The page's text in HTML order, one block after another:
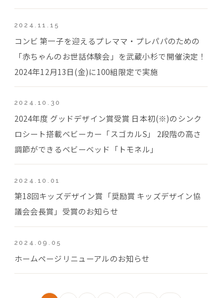
2024.11.15
コンビ 第一子を迎えるプレママ・プレパパのための
「赤ちゃんのお世話体験会」を武蔵小杉で開催決定！
2024年12月13日(金)に100組限定で実施
2024.10.30
2024年度 グッドデザイン賞受賞 日本初(※)のシンク
ロシート搭載ベビーカー「スゴカルS」 2段階の高さ
調節ができるベビーベッド「トモネル」
2024.10.01
第18回キッズデザイン賞「奨励賞 キッズデザイン協
議会会長賞」受賞のお知らせ
2024.09.05
ホームページリニューアルのお知らせ